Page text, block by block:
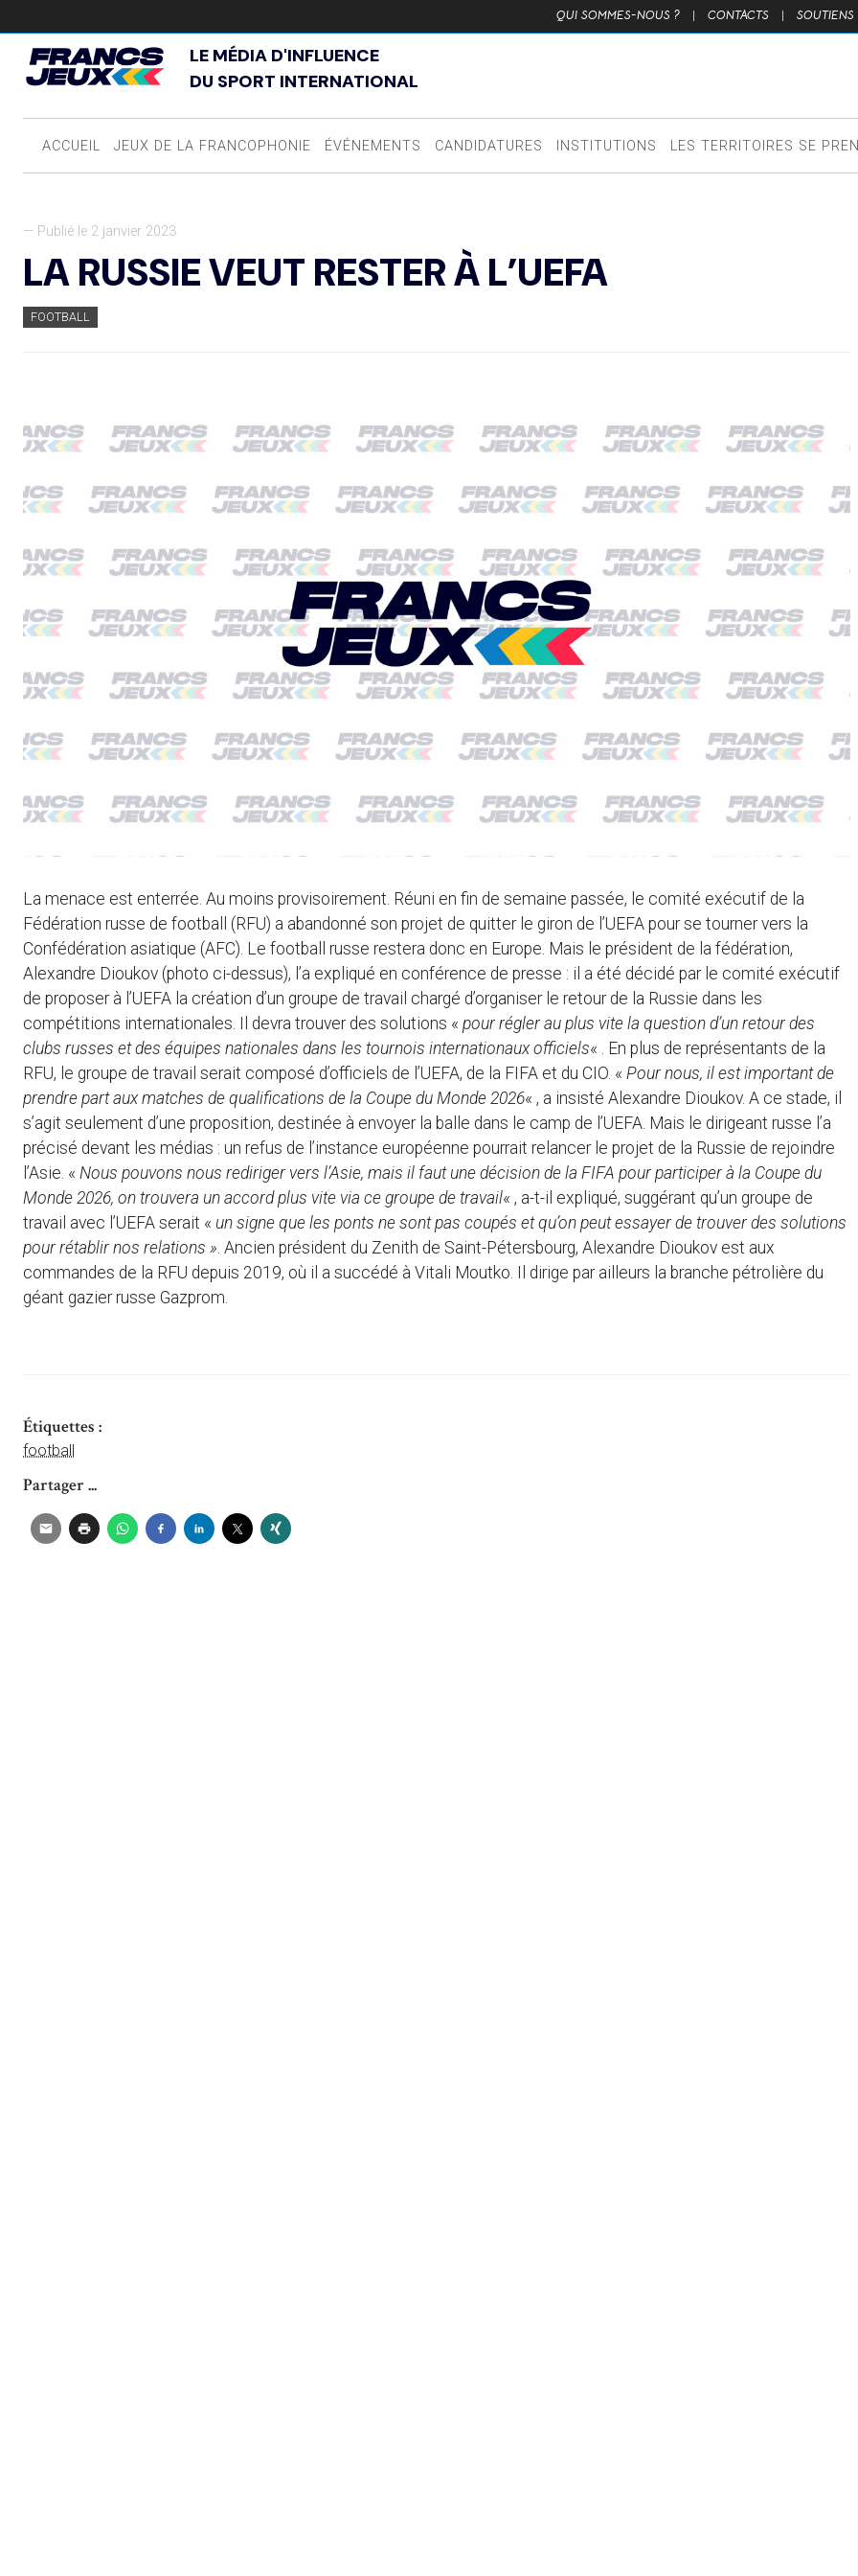
QUI SOMMES-NOUS ? | CONTACTS | SOUTIENS
LE MÉDIA D'INFLUENCE
DU SPORT INTERNATIONAL
ACCUEIL JEUX DE LA FRANCOPHONIE ÉVÉNEMENTS CANDIDATURES INSTITUTIONS LES TERRITOIRES SE
— Publié le 2 janvier 2023
LA RUSSIE VEUT RESTER À L’UEFA
FOOTBALL
La menace est enterrée. Au moins provisoirement. Réuni en fin de semaine passée, le comité exécutif de la
Fédération russe de football (RFU) a abandonné son projet de quitter le giron de l’UEFA pour se tourner vers la
Confédération asiatique (AFC). Le football russe restera donc en Europe. Mais le président de la fédération,
Alexandre Dioukov (photo ci-dessus), l’a expliqué en conférence de presse : il a été décidé par le comité exécutif
de proposer à l’UEFA la création d’un groupe de travail chargé d’organiser le retour de la Russie dans les
compétitions internationales. Il devra trouver des solutions « pour régler au plus vite la question d’un retour des
clubs russes et des équipes nationales dans les tournois internationaux officiels« . En plus de représentants de la
RFU, le groupe de travail serait composé d’officiels de l’UEFA, de la FIFA et du CIO. « Pour nous, il est important de
prendre part aux matches de qualifications de la Coupe du Monde 2026« , a insisté Alexandre Dioukov. A ce stade, il
s’agit seulement d’une proposition, destinée à envoyer la balle dans le camp de l’UEFA. Mais le dirigeant russe l’a
précisé devant les médias : un refus de l’instance européenne pourrait relancer le projet de la Russie de rejoindre
l’Asie. « Nous pouvons nous rediriger vers l’Asie, mais il faut une décision de la FIFA pour participer à la Coupe du
Monde 2026, on trouvera un accord plus vite via ce groupe de travail« , a-t-il expliqué, suggérant qu’un groupe de
travail avec l’UEFA serait « un signe que les ponts ne sont pas coupés et qu’on peut essayer de trouver des solutions
pour rétablir nos relations ». Ancien président du Zenith de Saint-Pétersbourg, Alexandre Dioukov est aux
commandes de la RFU depuis 2019, où il a succédé à Vitali Moutko. Il dirige par ailleurs la branche pétrolière du
géant gazier russe Gazprom.
Étiquettes :
football
Partager ...